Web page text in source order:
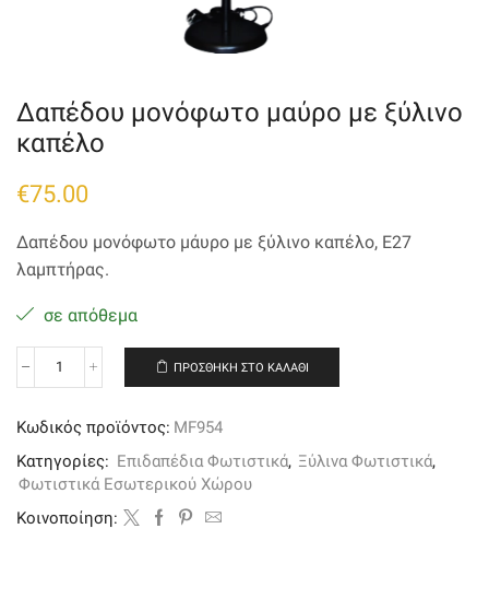
Δαπέδου μονόφωτο μαύρο με ξύλινο
καπέλο
€75.00
Δαπέδου μονόφωτο μάυρο με ξύλινο καπέλο, E27
λαμπτήρας.
σε απόθεμα
Δαπέδου
με
ξύλινο
καπέλο
ποσότητα
ΠΡΟΣΘΉΚΗ ΣΤΟ ΚΑΛΆΘΙ
Κωδικός προϊόντος: MF954
Κατηγορίες: Επιδαπέδια Φωτιστικά, Ξύλινα Φωτιστικά,
Φωτιστικά Εσωτερικού Χώρου
Kοινοποίηση: